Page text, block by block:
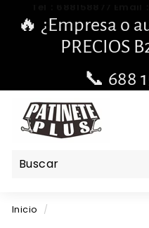
directamente
🔥 ¿Empresa o
PRECIOS
📞 688
A
T
Inicio /